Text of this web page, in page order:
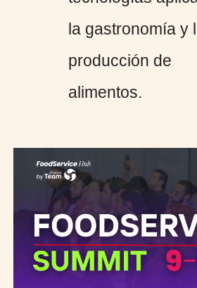
la gastronomía y
producción de
alimentos.